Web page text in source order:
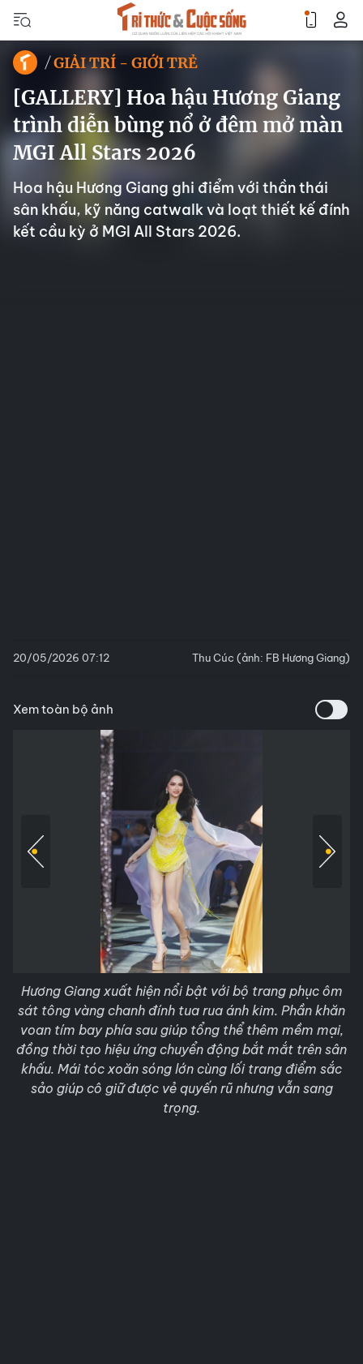
GIẢI TRÍ - GIỚI TRẺ
[GALLERY] Hoa hậu Hương Giang
trình diễn bùng nổ ở đêm mở màn
MGI All Stars 2026
Hoa hậu Hương Giang ghi điểm với thần thái
sân khấu, kỹ năng catwalk và loạt thiết kế đính
kết cầu kỳ ở MGI All Stars 2026.
20/05/2026 07:12 Thu Cúc (ảnh: FB Hương Giang)
Xem toàn bộ ảnh
Hương Giang xuất hiện nổi bật với bộ trang phục ôm
sát tông vàng chanh đính tua rua ánh kim. Phần khăn
voan tím bay phía sau giúp tổng thể thêm mềm mại,
đồng thời tạo hiệu ứng chuyển động bắt mắt trên sân
khấu. Mái tóc xoăn sóng lớn cùng lối trang điểm sắc
sảo giúp cô giữ được vẻ quyến rũ nhưng vẫn sang
trọng.